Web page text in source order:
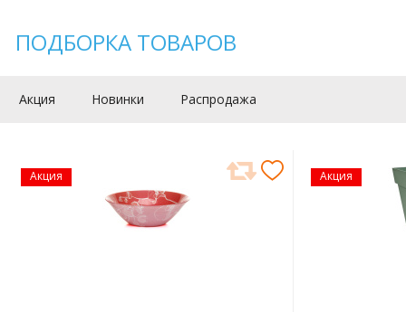
ПОДБОРКА ТОВАРОВ
Акция Новинки Распродажа
Акция Акция